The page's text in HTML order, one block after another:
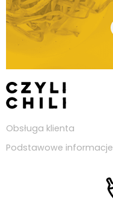
Obsługa klienta
Podstawowe informacje